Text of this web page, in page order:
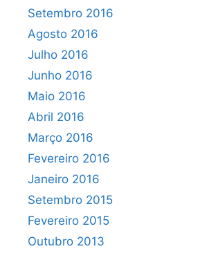
Setembro 2016
Agosto 2016
Julho 2016
Junho 2016
Maio 2016
Abril 2016
Março 2016
Fevereiro 2016
Janeiro 2016
Setembro 2015
Fevereiro 2015
Outubro 2013